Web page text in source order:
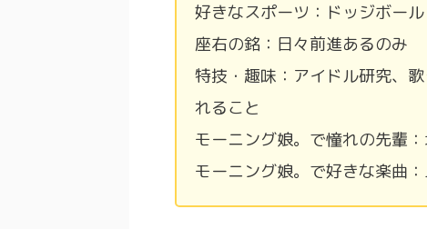
好きなスポーツ：ドッジボール
座右の銘：日々前進あるのみ
特技・趣味：アイドル研究、
れること
モーニング娘。で憧れの先輩
モーニング娘。で好きな楽曲